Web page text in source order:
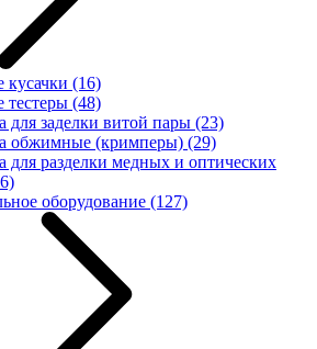
кусачки (16)
тестеры (48)
для заделки витой пары (23)
обжимные (кримперы) (29)
для разделки медных и оптических
оборудование (127)